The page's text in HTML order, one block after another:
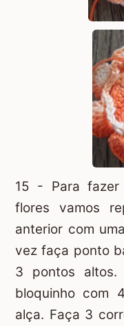
15 - Para
flores vamos
anterior com
vez faça ponto
3 pontos altos.
bloquinho com
alça. Faça 3